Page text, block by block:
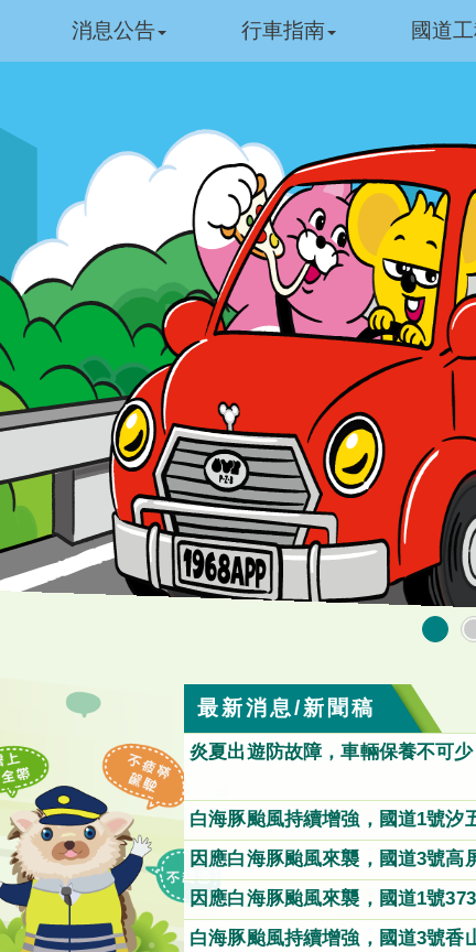
消息公告 行車指南 國道
最新消息/新聞稿
炎夏出遊防故障，車輛保養不可少
白海豚颱風持續增強，國道1號汐
速、禁行大型車或道路封閉等管
因應白海豚颱風來襲，國道3號高
車或路段封閉等管制
因應白海豚颱風來襲，國道1號
禁行大型車或路段封閉等管制
白海豚颱風持續增強，國道3號香